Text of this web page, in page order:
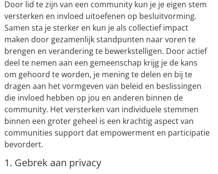
Door lid te zijn van een community kun je je eigen stem
versterken en invloed uitoefenen op besluitvorming.
Samen sta je sterker en kun je als collectief impact
maken door gezamenlijk standpunten naar voren te
brengen en verandering te bewerkstelligen. Door actief
deel te nemen aan een gemeenschap krijg je de kans
om gehoord te worden, je mening te delen en bij te
dragen aan het vormgeven van beleid en beslissingen
die invloed hebben op jou en anderen binnen de
community. Het versterken van individuele stemmen
binnen een groter geheel is een krachtig aspect van
communities support dat empowerment en participatie
bevordert.
1. Gebrek aan privacy